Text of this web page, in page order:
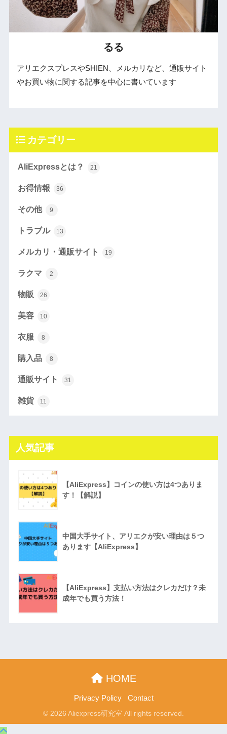
るる
アリエクスプレスやSHIEN、メルカリなど、通販サイト
やお買い物に関する記事を中心に書いています
カテゴリー
AliExpressとは？ 21
お得情報 36
その他 9
トラブル 13
メルカリ・通販サイト 19
ラクマ 2
物販 26
美容 10
衣服 8
購入品 8
通販サイト 31
雑貨 11
人気記事
【AliExpress】コインの使い方は4つありま
す！【解説】
中国大手サイト、アリエクが安い理由は５つ
あります【AliExpress】
【AliExpress】支払い方法はクレカだけ？未
成年でも買う方法！
HOME
Privacy Policy Contact
© 2026 Aliexpress研究室 All rights reserved.